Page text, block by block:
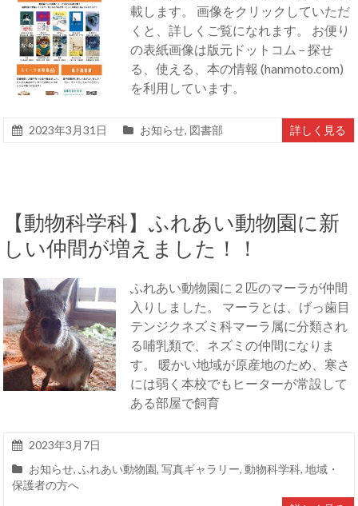
載します。 画像をクリックしていただ
くと、詳しくご覧になれます。 お便り
の表紙画像は版元ドットコム – 探せ
る、使える、本の情報 (hanmoto.com)
を利用しています。
2023年3月31日 お知らせ, 図書部 詳しく見る
【動物科学科】ふれあい動物園に新
しい仲間が増えました！！
ふれあい動物園に２匹のマーラが仲間
入りしました。 マーラとは、げっ歯目
テンジクネズミ科マーラ属に分類され
る哺乳類で、ネズミの仲間になりま
す。 暖かい地域が原産地のため、寒さ
には弱く本校でもヒーターが常設して
ある部屋で飼育
2023年3月7日
お知らせ,ふれあい動物園,写真ギャラリー,動物科学科,地域・
保護者の方へ